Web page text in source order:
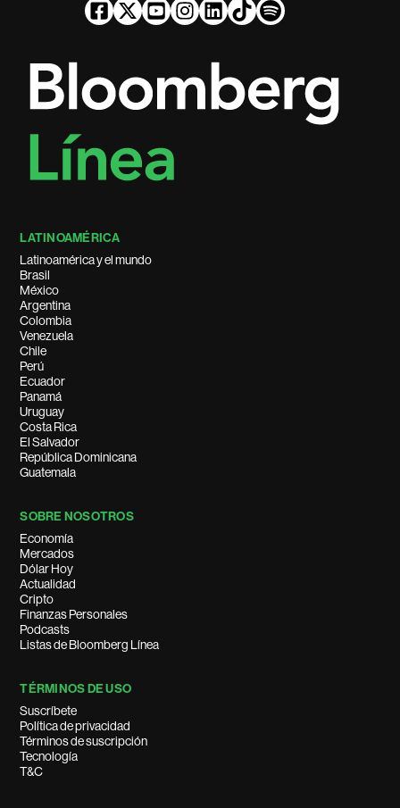
LATINOAMÉRICA
Latinoamérica y el mundo
Brasil
México
Argentina
Colombia
Venezuela
Chile
Perú
Ecuador
Panamá
Uruguay
Costa Rica
El Salvador
República Dominicana
Guatemala
SOBRE NOSOTROS
Economía
Mercados
Dólar Hoy
Actualidad
Cripto
Finanzas Personales
Podcasts
Listas de Bloomberg Línea
TÉRMINOS DE USO
Suscríbete
Política de privacidad
Términos de suscripción
Tecnología
T&C